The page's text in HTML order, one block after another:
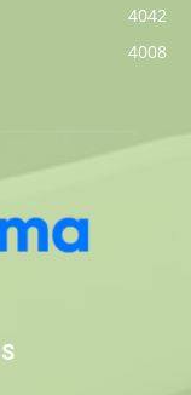
4042
4008